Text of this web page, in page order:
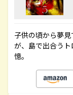
子供の頃から夢
が、島で出合う
憶。